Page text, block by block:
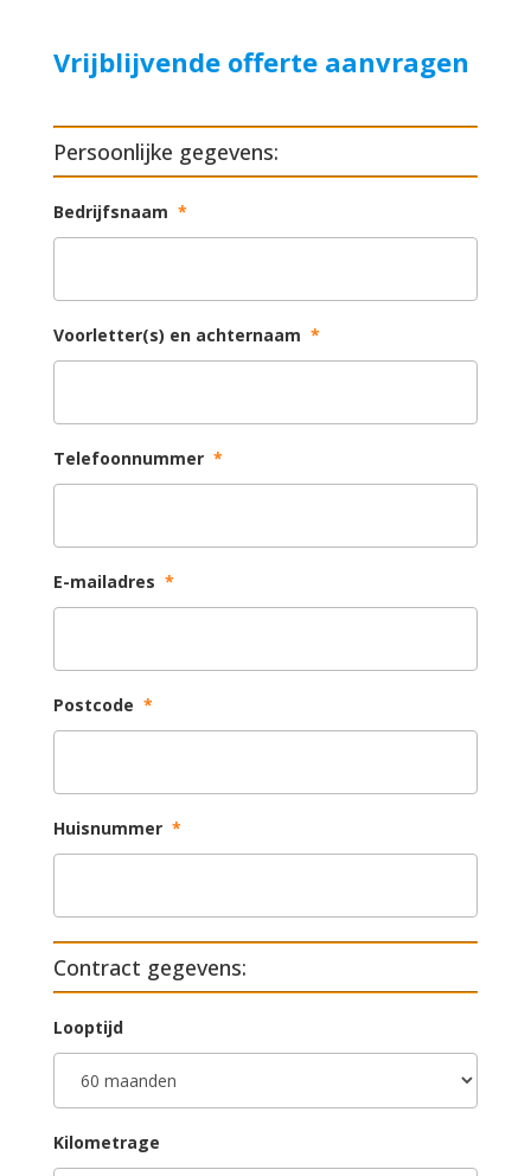
Vrijblijvende offerte aanvragen
Persoonlijke gegevens:
Bedrijfsnaam *
Voorletter(s) en achternaam *
Telefoonnummer *
E-mailadres *
Postcode *
Huisnummer *
Contract gegevens:
Looptijd
Kilometrage